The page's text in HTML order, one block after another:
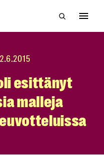
Hae
esittänyt
malleja